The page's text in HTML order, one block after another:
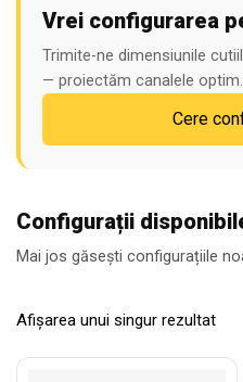
Vrei configurarea
Trimite-ne dimensiunile
— proiectăm canalele optim.
Cere
Configurații
Mai jos găsești configurațiile
Afișarea unui singur rezultat